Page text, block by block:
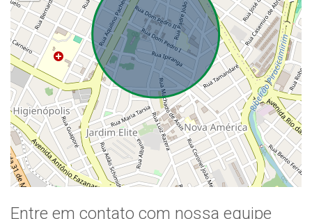
Entre em contato com nossa equipe